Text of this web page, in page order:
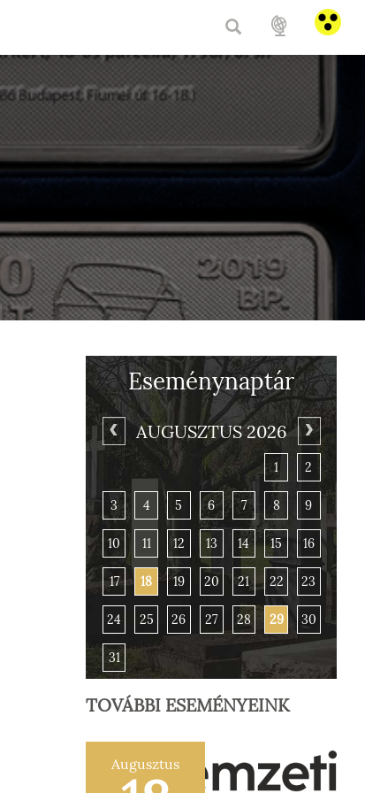
HU /
Eseménynaptár
AUGUSZTUS 2026
1 2
3 4 5 6 7 8 9
10 11 12 13 14 15 16
17 18 19 20 21 22 23
24 25 26 27 28 29 30
31
TOVÁBBI ESEMÉNYEINK
Augusztus